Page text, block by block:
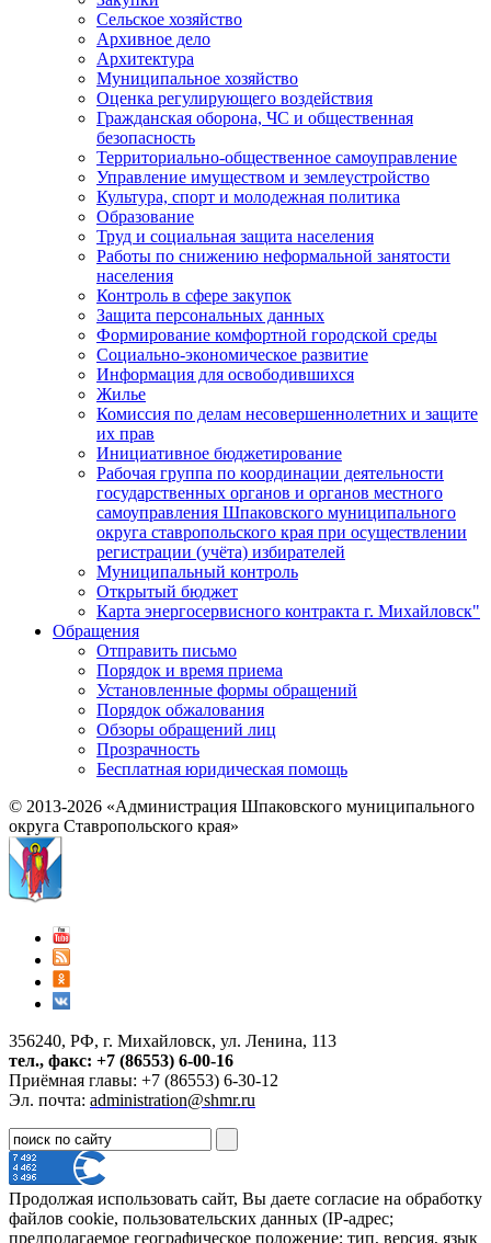
Сельское хозяйство
Архивное дело
Архитектура
Муниципальное хозяйство
Оценка регулирующего воздействия
Гражданская оборона, ЧС и общественная
безопасность
Территориально-общественное самоуправление
Управление имуществом и землеустройство
Культура, спорт и молодежная политика
Образование
Труд и социальная защита населения
Работы по снижению неформальной занятости
населения
Контроль в сфере закупок
Защита персональных данных
Формирование комфортной городской среды
Социально-экономическое развитие
Информация для освободившихся
Жилье
Комиссия по делам несовершеннолетних и защите
их прав
Инициативное бюджетирование
Рабочая группа по координации деятельности
государственных органов и органов местного
самоуправления Шпаковского муниципального
округа ставропольского края при осуществлении
регистрации (учёта) избирателей
Муниципальный контроль
Открытый бюджет
Карта энергосервисного контракта г. Михайловск"
Обращения
Отправить письмо
Порядок и время приема
Установленные формы обращений
Порядок обжалования
Обзоры обращений лиц
Прозрачность
Бесплатная юридическая помощь
© 2013-2026 «Администрация Шпаковского муниципального
округа Ставропольского края»
356240, РФ, г. Михайловск, ул. Ленина, 113
тел., факс: +7 (86553) 6-00-16
Приёмная главы: +7 (86553) 6-30-12
Эл. почта: administration@shmr.ru
Продолжая использовать сайт, Вы даете согласие на обработку
файлов cookie, пользовательских данных (IP-адрес;
предполагаемое географическое положение; тип, версия, язык